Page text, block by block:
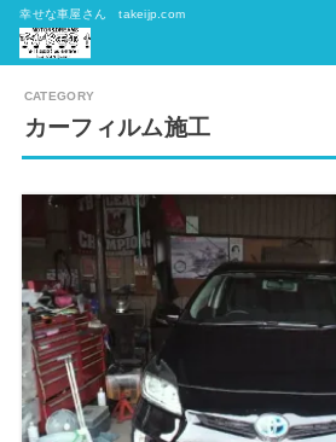
幸せな車屋さん takeijp.com
カーフィルム施工